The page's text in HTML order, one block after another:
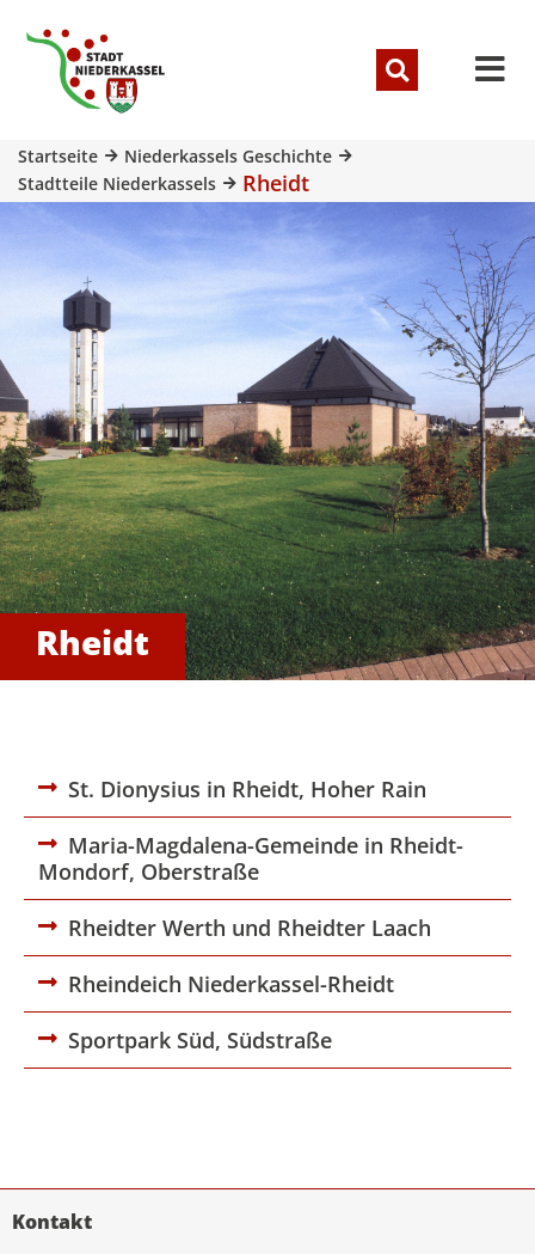
Startseite
Niederkassels Geschichte
Stadtteile Niederkassels
Rheidt
Rheidt
St. Dionysius in Rheidt, Hoher Rain
Maria-Magdalena-Gemeinde in Rheidt-
Mondorf, Oberstraße
Rheidter Werth und Rheidter Laach
Rheindeich Niederkassel-Rheidt
Sportpark Süd, Südstraße
Kontakt